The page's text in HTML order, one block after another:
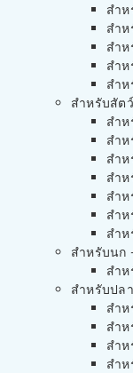
สำห
สำห
สำ
สำห
สำ
สำหรับสัต
สำห
สำห
สำห
สำห
สำห
สำห
สำห
สำหรับนก
สำห
สำหรับปล
สำ
สำห
สำห
สำห